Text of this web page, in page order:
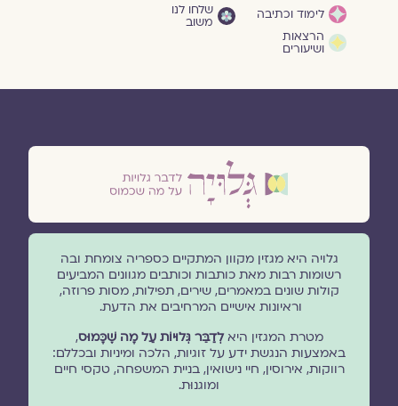
לימוד וכתיבה
הרצאות
ושיעורים
שלחו לנו
משוב
גלויה היא מגזין מקוון המתקיים כספריה צומחת ובה
רשומות רבות מאת כותבות וכותבים מגוונים המביעים
קולות שונים במאמרים, שירים, תפילות, מסות פרוזה,
וראיונות אישיים המרחיבים את הדעת.
מטרת המגזין היאלְדַבֵּר גְּלוּיוֹת עַל מָה שֶׁכָּמוּס,
באמצעות הנגשת ידע על זוגיות, הלכה ומיניות ובכללם:
רווקות, אירוסין, חיי נישואין, בניית המשפחה, טקסי חיים
ומוגנוּת.